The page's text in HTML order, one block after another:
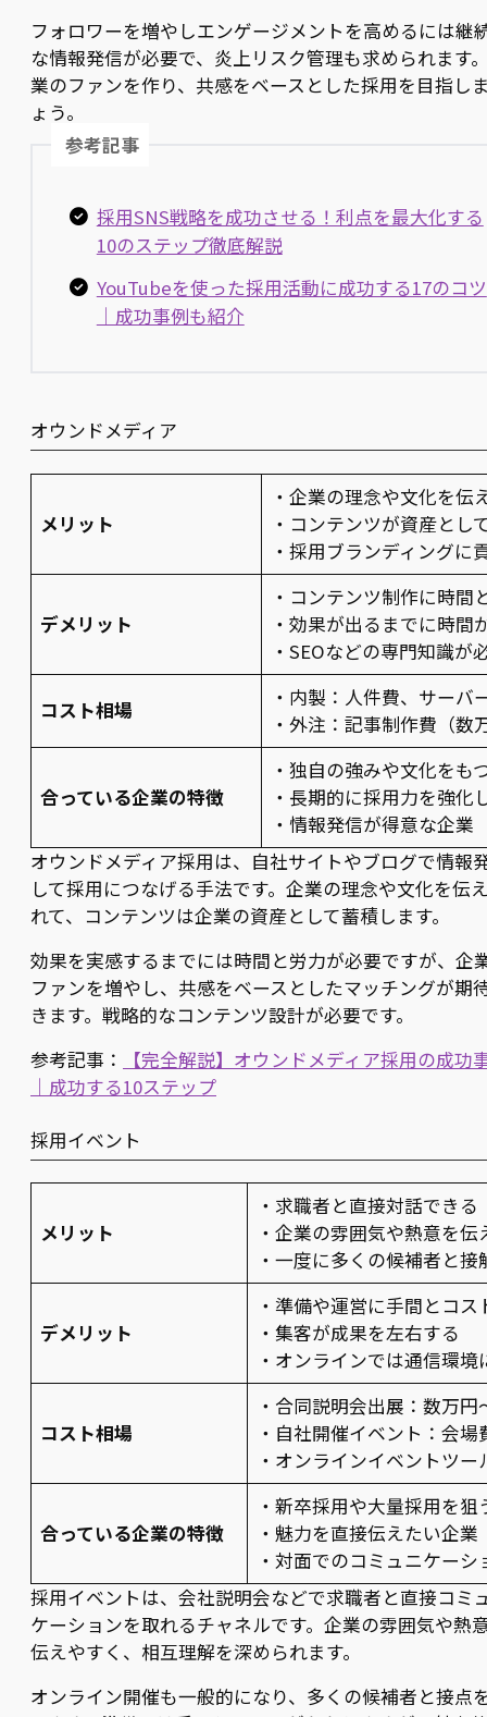
フォロワーを増やしエンゲージメントを高めるには継
な情報発信が必要で、炎上リスク管理も求められます
業のファンを作り、共感をベースとした採用を目指し
ょう。
参考記事
採用SNS戦略を成功させる！利点を最大化する
10のステップ徹底解説
YouTubeを使った採用活動に成功する17のコツ
｜成功事例も紹介
オウンドメディア
メリット
・企業の理念や文化を伝
・コンテンツが資産とし
・採用ブランディングに
デメリット
・コンテンツ制作に時間
・効果が出るまでに時間
・SEOなどの専門知識が
コスト相場
・内製：人件費、サーバ
・外注：記事制作費（数
合っている企業の特徴
・独自の強みや文化をも
・長期的に採用力を強化
・情報発信が得意な企業
オウンドメディア採用は、自社サイトやブログで情報
して採用につなげる手法です。企業の理念や文化を伝
れて、コンテンツは企業の資産として蓄積します。
効果を実感するまでには時間と労力が必要ですが、企
ファンを増やし、共感をベースとしたマッチングが期
きます。戦略的なコンテンツ設計が必要です。
参考記事：
【完全解説】オウンドメディア採用の成功
｜成功する10ステップ
採用イベント
メリット
・求職者と直接対話できる
・企業の雰囲気や熱意を伝
・一度に多くの候補者と接
デメリット
・準備や運営に手間とコス
・集客が成果を左右する
・オンラインでは通信環境
コスト相場
・合同説明会出展：数万円
・自社開催イベント：会
・オンラインイベントツー
合っている企業の特徴
・新卒採用や大量採用を狙
・魅力を直接伝えたい企業
・対面でのコミュニケー
採用イベントは、会社説明会などで求職者と直接コミ
ケーションを取れるチャネルです。企業の雰囲気や熱
伝えやすく、相互理解を深められます。
オンライン開催も一般的になり、多くの候補者と接点